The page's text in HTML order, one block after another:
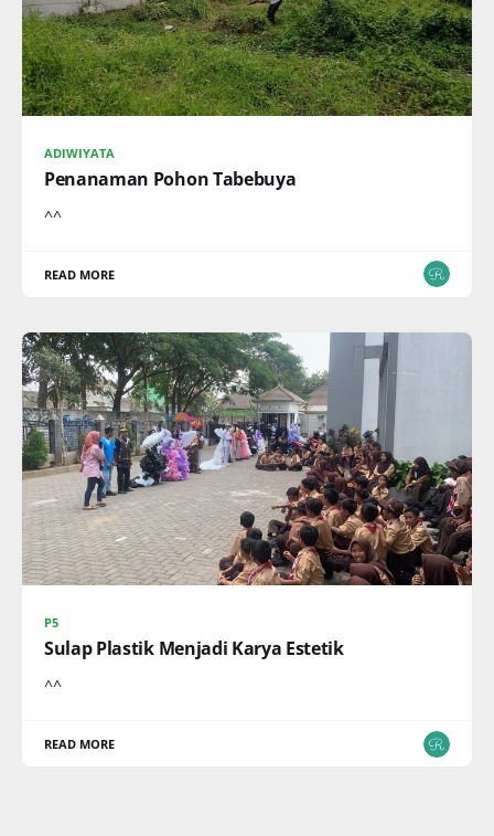
ADIWIYATA
Penanaman Pohon Tabebuya
^^
READ MORE
P5
Sulap Plastik Menjadi Karya Estetik
^^
READ MORE